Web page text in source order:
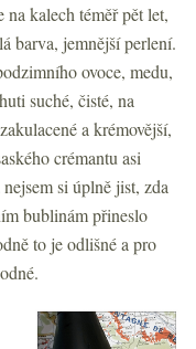
kalech téměř pět let,
barva, jemnější perlení.
ovoce, medu,
suché, čisté, na
a krémovější,
crémantu asi
si úplně jist, zda
bublinám přineslo
to je odlišné a pro